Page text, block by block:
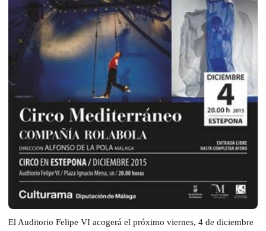
El Auditorio Felipe VI acogerá el próximo viernes, 4 de diciembre